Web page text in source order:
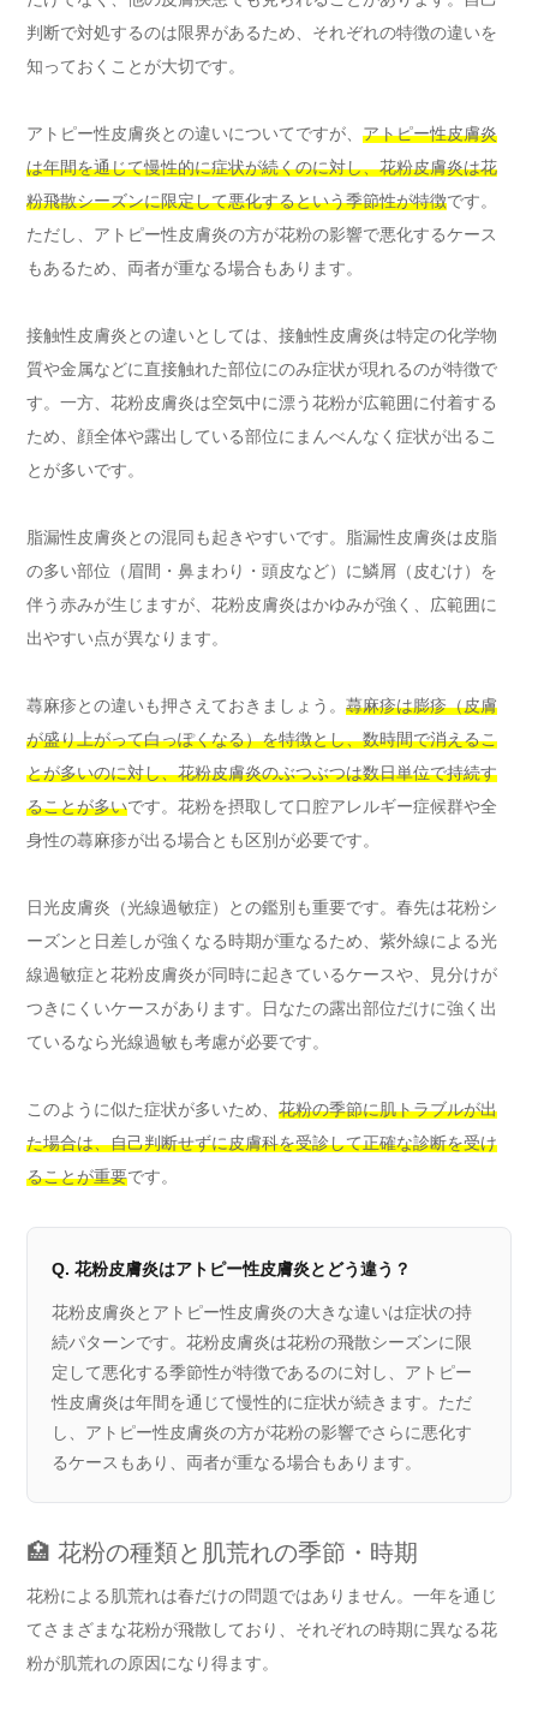
判断で対処するのは限界があるため、それぞれの特徴の違いを
知っておくことが大切です。
アトピー性皮膚炎との違いについてですが、 アトピー性皮膚炎
は年間を通じて慢性的に症状が続くのに対し、花粉皮膚炎は花
粉飛散シーズンに限定して悪化するという季節性が特徴です。
ただし、アトピー性皮膚炎の方が花粉の影響で悪化するケース
もあるため、両者が重なる場合もあります。
接触性皮膚炎との違いとしては、接触性皮膚炎は特定の化学物
質や金属などに直接触れた部位にのみ症状が現れるのが特徴で
す。一方、花粉皮膚炎は空気中に漂う花粉が広範囲に付着する
ため、顔全体や露出している部位にまんべんなく症状が出るこ
とが多いです。
脂漏性皮膚炎との混同も起きやすいです。脂漏性皮膚炎は皮脂
の多い部位（眉間・鼻まわり・頭皮など）に鱗屑（皮むけ）を
伴う赤みが生じますが、花粉皮膚炎はかゆみが強く、広範囲に
出やすい点が異なります。
蕁麻疹との違いも押さえておきましょう。 蕁麻疹は膨疹（皮膚
が盛り上がって白っぽくなる）を特徴とし、数時間で消えるこ
とが多いのに対し、花粉皮膚炎のぶつぶつは数日単位で持続す
ることが多いです。花粉を摂取して口腔アレルギー症候群や全
身性の蕁麻疹が出る場合とも区別が必要です。
日光皮膚炎（光線過敏症）との鑑別も重要です。春先は花粉シ
ーズンと日差しが強くなる時期が重なるため、紫外線による光
線過敏症と花粉皮膚炎が同時に起きているケースや、見分けが
つきにくいケースがあります。日なたの露出部位だけに強く出
ているなら光線過敏も考慮が必要です。
このように似た症状が多いため、 花粉の季節に肌トラブルが出
た場合は、自己判断せずに皮膚科を受診して正確な診断を受け
ることが重要です。
Q. 花粉皮膚炎はアトピー性皮膚炎とどう違う？
花粉皮膚炎とアトピー性皮膚炎の大きな違いは症状の持
続パターンです。花粉皮膚炎は花粉の飛散シーズンに限
定して悪化する季節性が特徴であるのに対し、アトピー
性皮膚炎は年間を通じて慢性的に症状が続きます。ただ
し、アトピー性皮膚炎の方が花粉の影響でさらに悪化す
るケースもあり、両者が重なる場合もあります。
🏥 花粉の種類と肌荒れの季節・時期
花粉による肌荒れは春だけの問題ではありません。一年を通じ
てさまざまな花粉が飛散しており、それぞれの時期に異なる花
粉が肌荒れの原因になり得ます。